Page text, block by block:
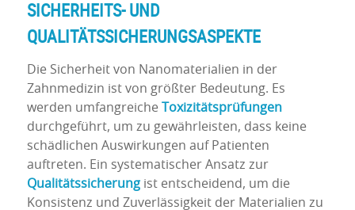
SICHERHEITS- UND
QUALITÄTSSICHERUNGSASPEKTE
Die Sicherheit von Nanomaterialien in der
Zahnmedizin ist von größter Bedeutung. Es
werden umfangreiche
Toxizitätsprüfungen
durchgeführt, um zu gewährleisten, dass keine
schädlichen Auswirkungen auf Patienten
auftreten. Ein systematischer Ansatz zur
Qualitätssicherungist entscheidend, um die
Konsistenz und Zuverlässigkeit der Materialien zu